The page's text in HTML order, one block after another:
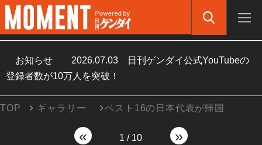
お知らせ 2026.07.03
日刊ゲンダイ公式YouTubeの
登録者数が10万人を突破！
TOP ギャラリー ベスト16の日本代表が帰国
« »
1 / 10